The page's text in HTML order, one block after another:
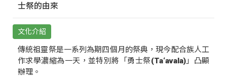
士祭的由來
文化介紹
傳統祖靈祭是一系列為期四個月的祭典，現今配合族人工
作求學濃縮為一天，並特別將「勇士祭(Ta‘avala)」凸顯
辦理。